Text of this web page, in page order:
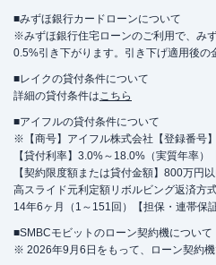
■みずほ銀行カードローンについて
※みずほ銀行住宅ローンのご利用で、み
0.5%引き下がります。引き下げ適用後の
■レイクの貸付条件について
詳細の貸付条件はこちら
■アイフルの貸付条件について
※【商号】アイフル株式会社【登録番号
【貸付利率】3.0%～18.0%（実質年率）
【契約限度額または貸付金額】800万円
高スライド元利定額リボルビング返済方
14年6ヶ月（1～151回）【担保・連帯保
■SMBCモビットのローン契約機について
※ 2026年9月6日をもって、ローン契約機